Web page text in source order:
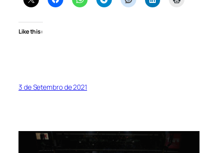
Like this:
3 de Setembro de 2021